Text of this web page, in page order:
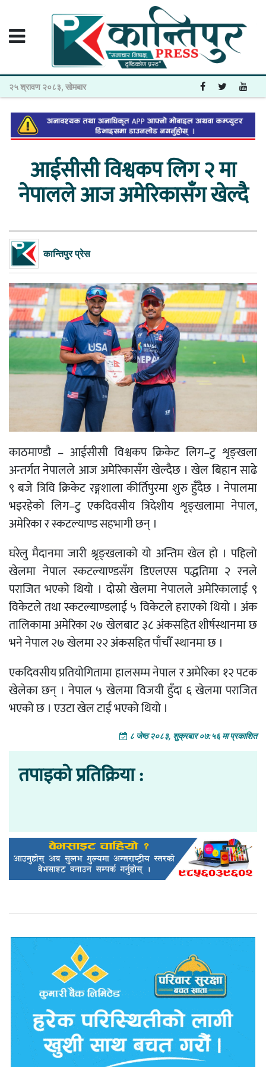
२५ श्रावण २०८३, सोमबार
आईसीसी विश्वकप लिग २ मा
नेपालले आज अमेरिकासँग खेल्दै
कान्तिपुर प्रेस
काठमाण्डौ – आईसीसी विश्वकप क्रिकेट लिग–टु शृङ्खला
अन्तर्गत नेपालले आज अमेरिकासँग खेल्दैछ । खेल बिहान साढे
९ बजे त्रिवि क्रिकेट रङ्गशाला कीर्तिपुरमा शुरु हुँदैछ । नेपालमा
भइरहेको लिग–टु एकदिवसीय त्रिदेशीय शृङ्खलामा नेपाल,
अमेरिका र स्कटल्याण्ड सहभागी छन् ।
घरेलु मैदानमा जारी श्रृङ्खलाको यो अन्तिम खेल हो । पहिलो
खेलमा नेपाल स्कटल्याण्डसँग डिएलएस पद्धतिमा २ रनले
पराजित भएको थियो । दोस्रो खेलमा नेपालले अमेरिकालाई ९
विकेटले तथा स्कटल्याण्डलाई ५ विकेटले हराएको थियो । अंक
तालिकामा अमेरिका २७ खेलबाट ३८ अंकसहित शीर्षस्थानमा छ
भने नेपाल २७ खेलमा २२ अंकसहित पाँचौँ स्थानमा छ ।
एकदिवसीय प्रतियोगितामा हालसम्म नेपाल र अमेरिका १२ पटक
खेलेका छन् । नेपाल ५ खेलमा विजयी हुँदा ६ खेलमा पराजित
भएको छ । एउटा खेल टाई भएको थियो ।
८ जेष्ठ २०८३, शुक्रबार ०७:५६ मा प्रकाशित
तपाइको प्रतिक्रिया :